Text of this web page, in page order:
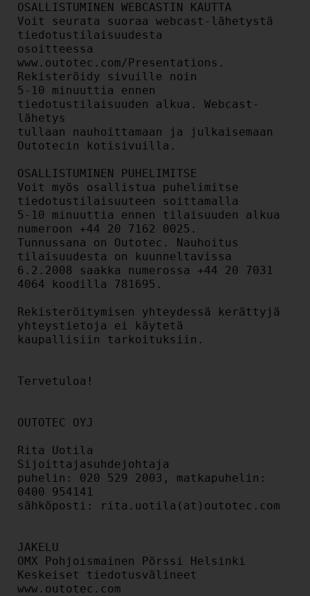
OSALLISTUMINEN WEBCASTIN KAUTTA
Voit seurata suoraa webcast-lähetystä
tiedotustilaisuudesta
osoitteessa
www.outotec.com/Presentations.
Rekisteröidy sivuille noin
5-10 minuuttia ennen
tiedotustilaisuuden alkua. Webcast-
lähetys
tullaan nauhoittamaan ja julkaisemaan
Outotecin kotisivuilla.
OSALLISTUMINEN PUHELIMITSE
Voit myös osallistua puhelimitse
tiedotustilaisuuteen soittamalla
5-10 minuuttia ennen tilaisuuden alkua
numeroon +44 20 7162 0025.
Tunnussana on Outotec. Nauhoitus
tilaisuudesta on kuunneltavissa
6.2.2008 saakka numerossa +44 20 7031
4064 koodilla 781695.
Rekisteröitymisen yhteydessä kerättyjä
yhteystietoja ei käytetä
kaupallisiin tarkoituksiin.
Tervetuloa!
OUTOTEC OYJ
Rita Uotila
Sijoittajasuhdejohtaja
puhelin: 020 529 2003, matkapuhelin:
0400 954141
sähköposti: rita.uotila(at)outotec.com
JAKELU
OMX Pohjoismainen Pörssi Helsinki
Keskeiset tiedotusvälineet
www.outotec.com